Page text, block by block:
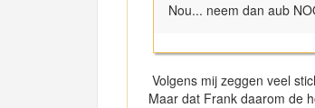
Nou... neem dan aub
Volgens mij zeggen veel
Maar dat Frank daarom de